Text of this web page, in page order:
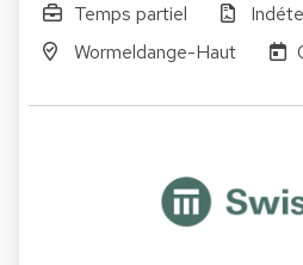
Temps partiel
Wormeldange-Haut